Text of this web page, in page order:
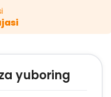
yuboring